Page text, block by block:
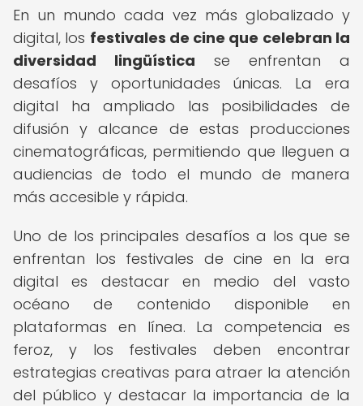
En un mundo cada vez más globalizado y
digital, los festivales de cine que celebran la
diversidad lingüística se enfrentan a
desafíos y oportunidades únicas. La era
digital ha ampliado las posibilidades de
difusión y alcance de estas producciones
cinematográficas, permitiendo que lleguen a
audiencias de todo el mundo de manera
más accesible y rápida.
Uno de los principales desafíos a los que se
enfrentan los festivales de cine en la era
digital es destacar en medio del vasto
océano de contenido disponible en
plataformas en línea. La competencia es
feroz, y los festivales deben encontrar
estrategias creativas para atraer la atención
del público y destacar la importancia de la